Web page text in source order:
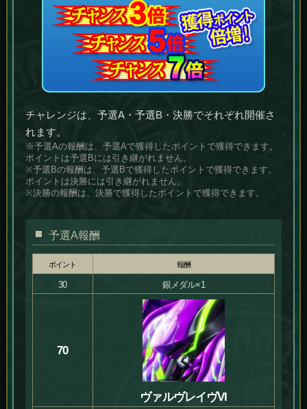
チャレンジは、予選A・予選B・決勝でそれぞれ開催さ
れます。
※予選Aの報酬は、予選Aで獲得したポイントで獲得できます。
ポイントは予選Bには引き継がれません。
※予選Bの報酬は、予選Bで獲得したポイントで獲得できます。
ポイントは決勝には引き継がれません。
※決勝の報酬は、決勝で獲得したポイントで獲得できます。
予選A報酬
ポイント 報酬
30 銀メダル×1
70
ヴァルヴレイヴVI